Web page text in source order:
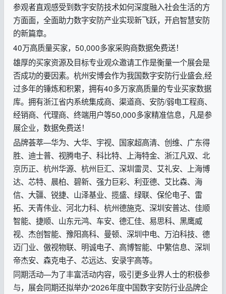
参观者直观感受到数字安防技术如何深度融入社会生活的方
方面面，全面助力数字安防产业实现新飞跃，开启智慧安防
的新篇章。
40万高质量买家，50,000多家采购商数据免费送！
雄厚的买家资源及目标专业观众邀请工作是衡量一个展会是
否成功的要因素。杭州安博会作为我国数字安防行业盛会,经
过多年的锤炼和积累，拥有40多万家高质量的专业买家数据
库。拥有浙江省内系统集成商、渠道商、安防/弱电工程商、
经销商、代理商、终端用户等50,000多家精准信息，凡是参
展企业，数据免费送！
品牌荟萃—华为、大华、宇视、国家超高清、创维、广东得
胜、迪士普、视腾电子、科比特、上海特金、浙江凡双、北
京历正、杭州华源、杭州巨汇、深圳雷灵、艾礼安、上海博
达、芯特、晨柏、碧新、强力巨彩、利亚德、艾比森、海
信、大疆、锐捷、山泽基业、揽盛、绿联、保伦电子、雷
拓、天青伟业、河北力科、杭州德施克、深圳安普达、佳顺
智能、捷顺、山东元鸿、车安、德汇佳、易思科、黑鹰威
视、杰创智能、豫阳高科、曼顿、深圳中电、万泊科技、德
迈门业、傲视物联、明诚电子、高博智能、中繁信息、深圳
帝杰安、森克电子、芯远达、安录宇高等。
同期活动—为了丰富活动内容，吸引更多业界人士的积极参
与，展会同期还拟举办“2026年度中国数字安防行业品牌企